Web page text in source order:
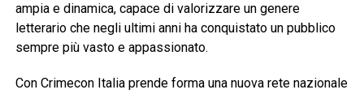
ampia e dinamica, capace di valorizzare un genere
letterario che negli ultimi anni ha conquistato un pubblico
sempre più vasto e appassionato.
Con Crimecon Italia prende forma una nuova rete nazionale